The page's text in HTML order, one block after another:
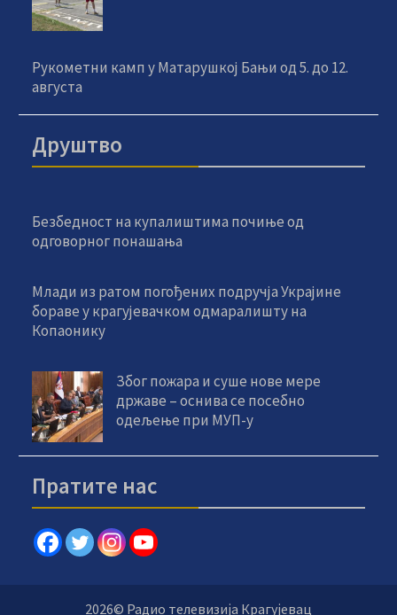
Рукометни камп у Матарушкој Бањи од 5. до 12.
августа
Друштво
Безбедност на купалиштима почиње од
одговорног понашања
Млади из ратом погођених подручја Украјине
бораве у крагујевачком одмаралишту на
Копаонику
Због пожара и суше нове мере
државе – оснива се посебно
одељење при МУП-у
Пратите нас
2026© Радио телевизија Крагујевац